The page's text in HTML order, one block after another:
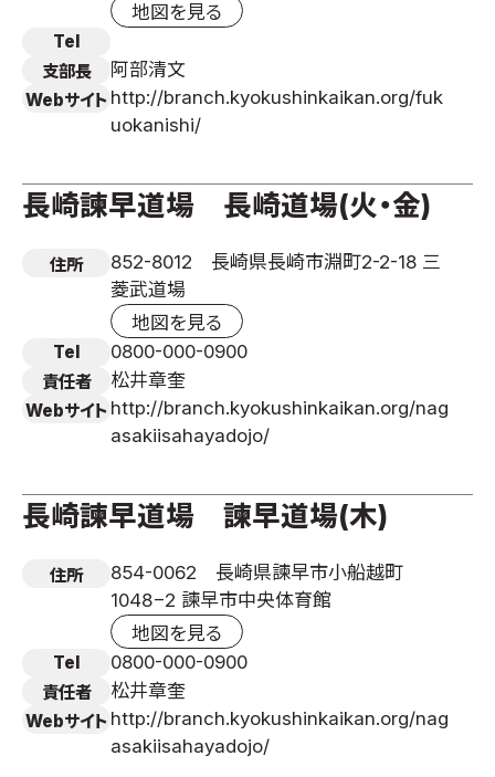
地図を見る
Tel
支部長
阿部清文
Webサイト http://branch.kyokushinkaikan.org/fuk
uokanishi/
長崎諫早道場 長崎道場(火・金)
住所
852-8012 長崎県長崎市淵町2-2-18 三
菱武道場
地図を見る
Tel 0800-000-0900
責任者 松井章奎
Webサイト http://branch.kyokushinkaikan.org/nag
asakiisahayadojo/
長崎諫早道場 諫早道場(木)
住所
854-0062 長崎県諫早市小船越町
1048−2 諫早市中央体育館
地図を見る
Tel 0800-000-0900
責任者 松井章奎
Webサイト http://branch.kyokushinkaikan.org/nag
asakiisahayadojo/